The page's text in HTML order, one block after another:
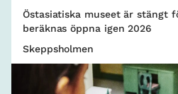
Östasiatiska museet är stängt
beräknas öppna igen 2026
Skeppsholmen